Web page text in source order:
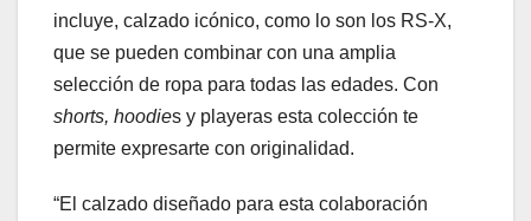
incluye, calzado icónico, como lo son los RS-X,
que se pueden combinar con una amplia
selección de ropa para todas las edades. Con
shorts, hoodies y playeras esta colección te
permite expresarte con originalidad.
“El calzado diseñado para esta colaboración